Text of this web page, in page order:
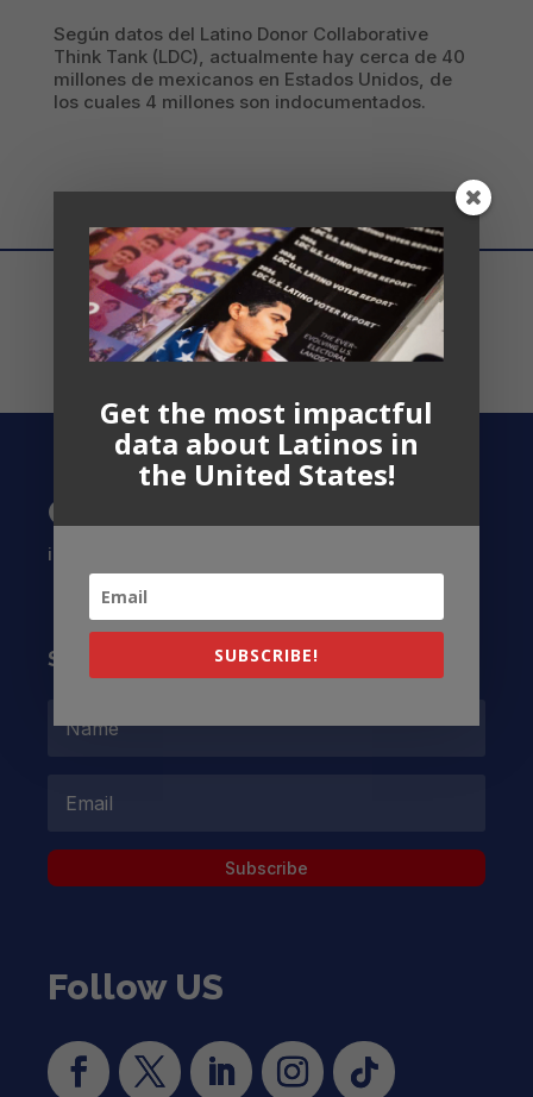
Según datos del Latino Donor Collaborative
Think Tank (LDC), actualmente hay cerca de 40
millones de mexicanos en Estados Unidos, de
los cuales 4 millones son indocumentados.
Contact US
info@latinocollaborative.org
Subscribe to our Newsletter
Subscribe
Follow US
Get the most impactful
data about Latinos in
the United States!
SUBSCRIBE!